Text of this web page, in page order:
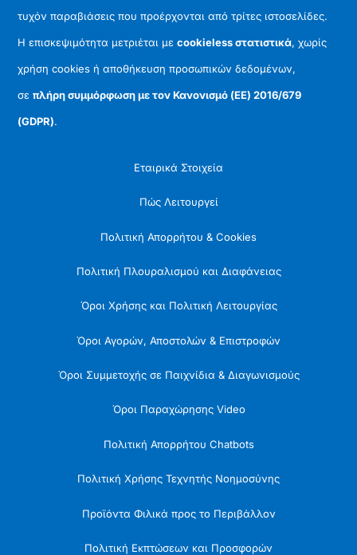
τυχόν παραβιάσεις που προέρχονται από τρίτες ιστοσελίδες.
Η επισκεψιμότητα μετριέται μεcookieless στατιστικά, χωρίς
χρήση cookies ή αποθήκευση προσωπικών δεδομένων,
σεπλήρη συμμόρφωση με τον Κανονισμό (ΕΕ) 2016/679
(GDPR).
Εταιρικά Στοιχεία
Πώς Λειτουργεί
Πολιτική Απορρήτου & Cookies
Πολιτική Πλουραλισμού και Διαφάνειας
Όροι Χρήσης και Πολιτική Λειτουργίας
Όροι Αγορών, Αποστολών & Επιστροφών
Όροι Συμμετοχής σε Παιχνίδια & Διαγωνισμούς
Όροι Παραχώρησης Video
Πολιτική Απορρήτου Chatbots
Πολιτική Χρήσης Τεχνητής Νοημοσύνης
Προϊόντα Φιλικά προς το Περιβάλλον
Πολιτική Εκπτώσεων και Προσφορών